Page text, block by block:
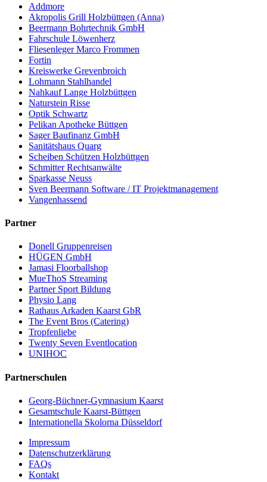
Addmore
Akropolis Grill Holzbüttgen (Anna)
Beermann Bohrtechnik GmbH
Fahrschule Löwenherz
Fliesenleger Marco Frommen
Fortin
Kreiswerke Grevenbroich
Lohmann Stahlhandel
Nahkauf Lange Holzbüttgen
Naturstein Risse
Optik Schwartz
Pelikan Apotheke Büttgen
Sager Baufinanz GmbH
Sanitätshaus Quarg
Scheiben Schützen Holzbüttgen
Schmitter Rechtsanwälte
Sparkasse Neuss
Sven Beermann Software / IT Projektmanagement
Vangenhassend
Partner
Donell Gruppenreisen
HÜGEN GmbH
Jamasi Floorballshop
MueThoS Streaming
Partner Sport Bildung
Physio Lang
Rathaus Arkaden Kaarst GbR
The Event Bros (Catering)
Tropfenliebe
Twenty Seven Eventlocation
UNIHOC
Partnerschulen
Georg-Büchner-Gymnasium Kaarst
Gesamtschule Kaarst-Büttgen
Internationella Skolorna Düsseldorf
Impressum
Datenschutzerklärung
FAQs
Kontakt